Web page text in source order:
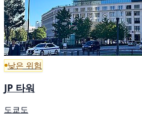
낮은 위험
JP 타워
도쿄도